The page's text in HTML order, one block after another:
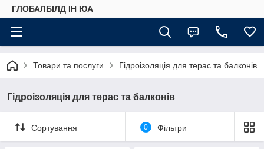
ГЛОБАЛБІЛД ІН ЮА
Товари та послуги Гідроізоляція для терас та балконів
Гідроізоляція для терас та балконів
Сортування 0 Фільтри